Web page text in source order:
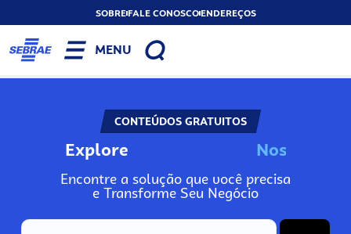
SOBREFALE CONOSCOENDEREÇOS
MENU
CONTEÚDOS GRATUITOS
Explore No
Encontre a solução que você precisa
e Transforme Seu Negócio